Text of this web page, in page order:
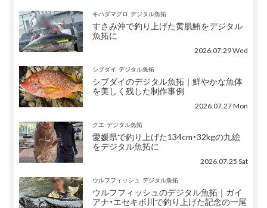
キハダマグロ デジタル魚拓
すさみ沖で釣り上げた黄肌鮪をデジタル
魚拓に
2026.07.29 Wed
シブダイ デジタル魚拓
シブダイのデジタル魚拓｜鮮やかな魚体
を美しく残した制作事例
2026.07.27 Mon
クエ デジタル魚拓
愛媛県で釣り上げた134cm・32kgの九絵
をデジタル魚拓に
2026.07.25 Sat
ウルフフィッシュ デジタル魚拓
ウルフフィッシュのデジタル魚拓｜ガイ
アナ・エセキボ川で釣り上げた記念の一尾